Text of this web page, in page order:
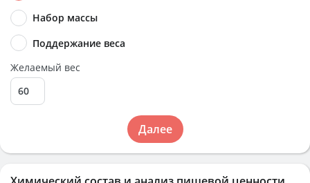
Набор массы
Поддержание веса
Желаемый вес
Далее